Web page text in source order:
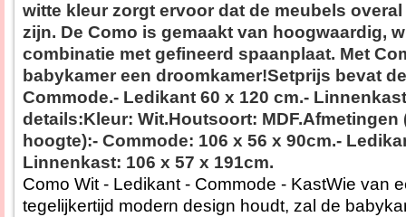
witte kleur zorgt ervoor dat de meubels
zijn. De Como is gemaakt van hoogwaardig,
combinatie met gefineerd spaanplaat. Met
babykamer een droomkamer!Setprijs bevat
Commode.- Ledikant 60 x 120 cm.-
details:Kleur: Wit.Houtsoort: MDF.Afmetingen
hoogte):- Commode: 106 x 56 x 90cm.-
Linnenkast: 106 x 57 x 191cm.
Como Wit - Ledikant - Commode - KastWie van
tegelijkertijd modern design houdt, zal de